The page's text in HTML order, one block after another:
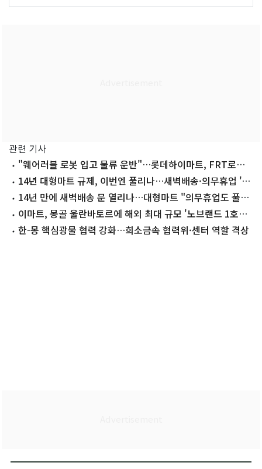
관련 기사
"웨어러블 로봇 입고 물류 운반"…롯데하이마트, FRT로보
틱스와 맞손
14년 대형마트 규제, 이번엔 풀리나…새벽배송·의무휴업 '갑
론을박'
14년 만에 새벽배송 문 열리나…대형마트 "의무휴업도 풀어
야"이마트, 몽골 울란바토르에 해외 최대 규모 '노브랜드 1호점'
오픈한-몽 핵심광물 협력 강화…희소금속 협력위·센터 역할 격상